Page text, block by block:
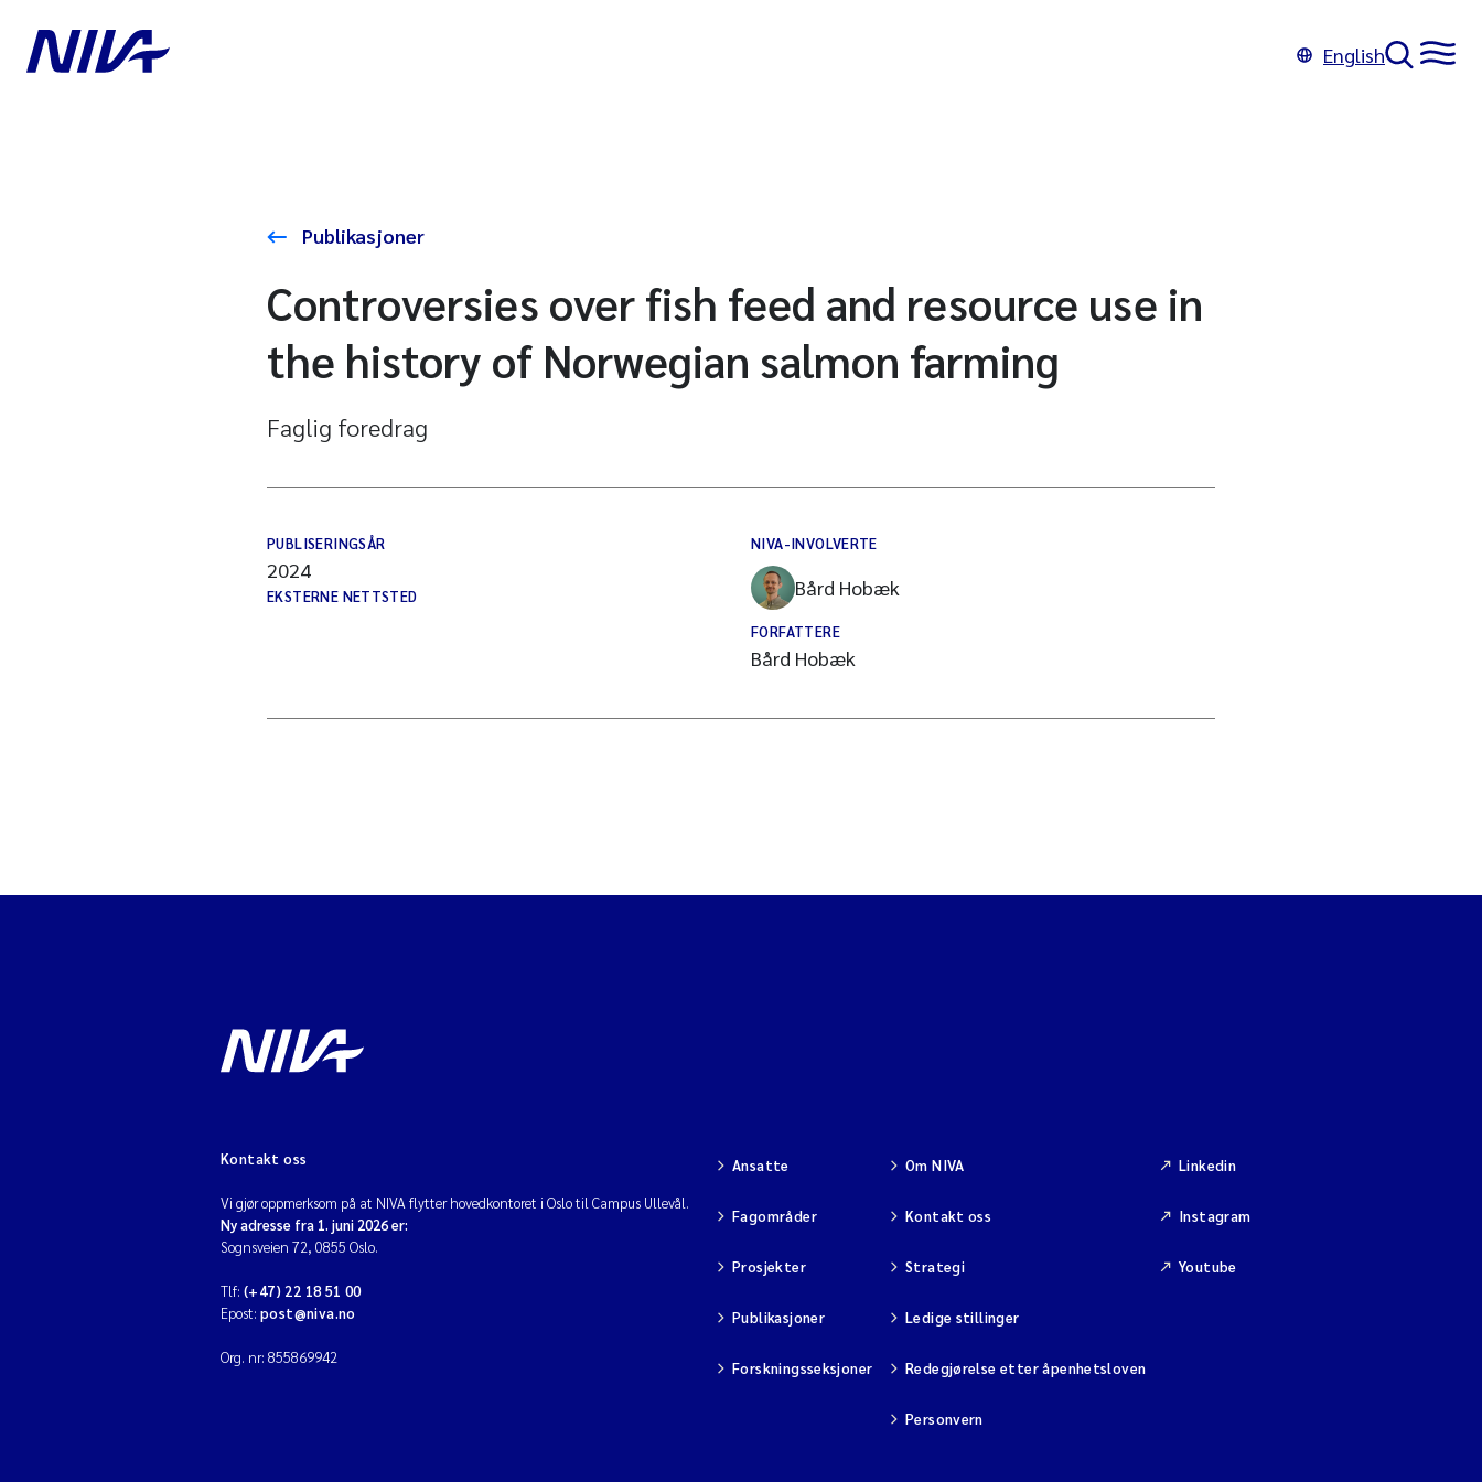
English
Publikasjoner
Controversies over fish feed and resource use in
the history of Norwegian salmon farming
Faglig foredrag
PUBLISERINGSÅR
2024
EKSTERNE NETTSTED
NIVA-INVOLVERTE
Bård Hobæk
FORFATTERE
Bård Hobæk
Kontakt oss
Vi gjør oppmerksom på at NIVA flytter hovedkontoret i Oslo til Campus Ullevål.
Ny adresse fra 1. juni 2026 er:
Sognsveien 72, 0855 Oslo.
Tlf: (+47) 22 18 51 00
Epost: post@niva.no
Org. nr: 855869942
Ansatte
Fagområder
Prosjekter
Publikasjoner
Forskningsseksjoner
Om NIVA
Kontakt oss
Strategi
Ledige stillinger
Redegjørelse etter åpenhetsloven
Personvern
Linkedin
Instagram
Youtube